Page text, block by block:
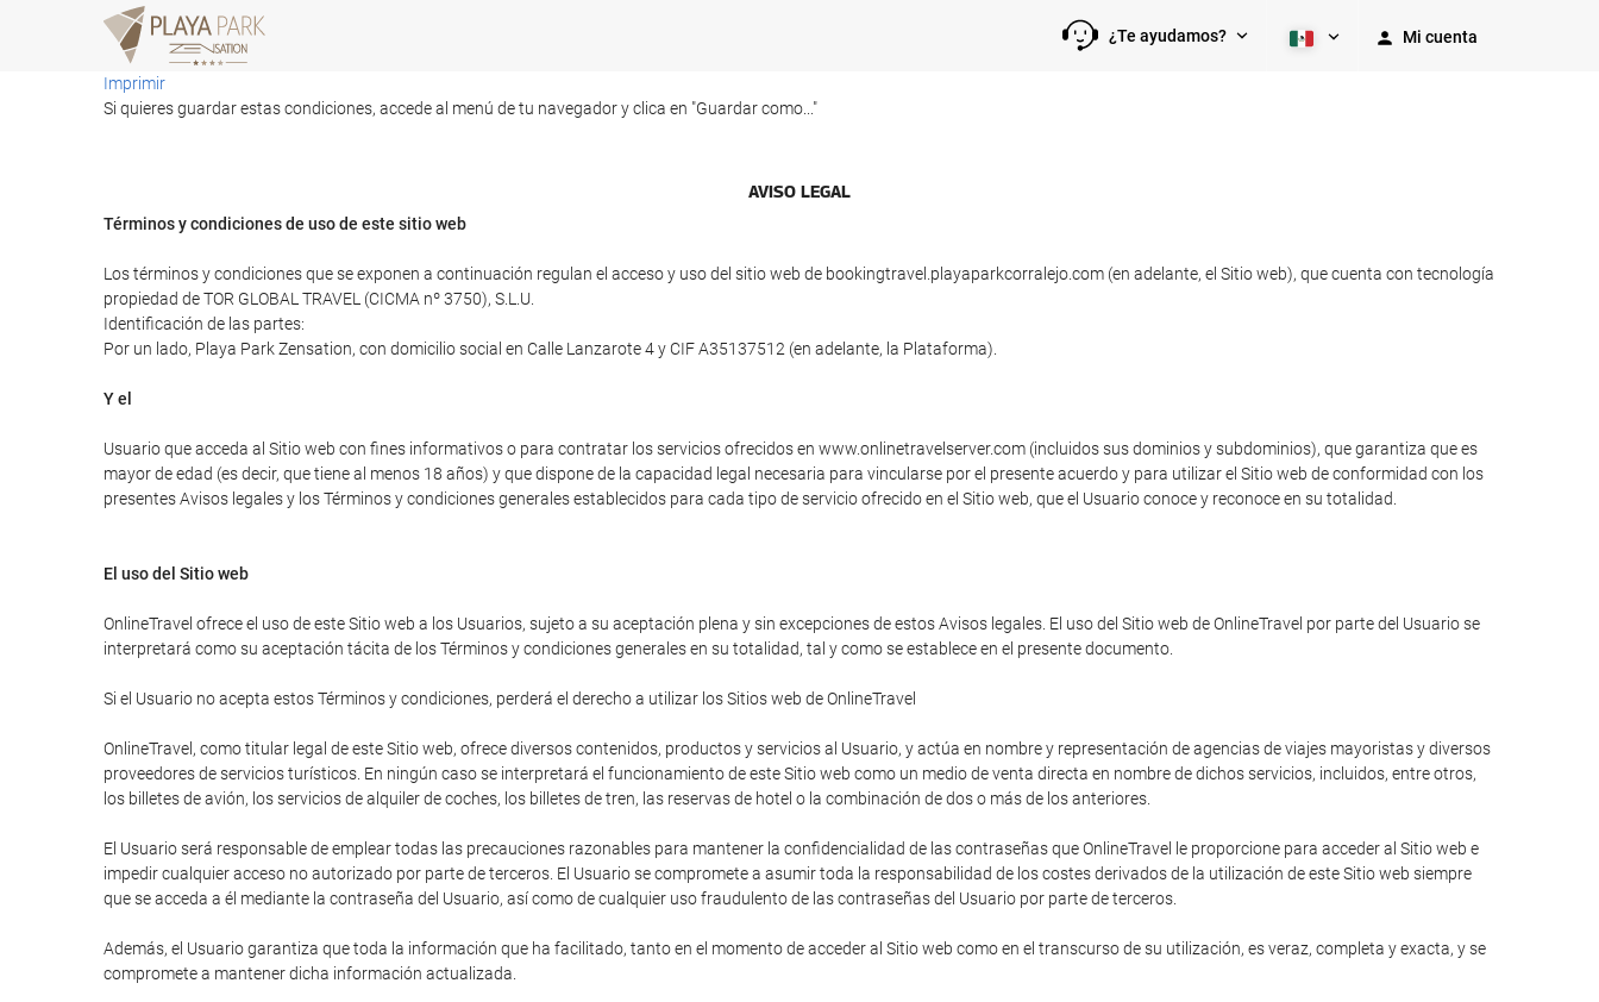
¿Te ayudamos? Mi cuenta
Imprimir
Si quieres guardar estas condiciones, accede al menú de tu navegador y clica en "Guardar como..."
AVISO LEGAL
Términos y condiciones de uso de este sitio web
Los términos y condiciones que se exponen a continuación regulan el acceso y uso del sitio web de bookingtravel.playaparkcorralejo.com (en adelante, el Sitio web), que cuenta con tecnología
propiedad de TOR GLOBAL TRAVEL (CICMA nº 3750), S.L.U.
Identificación de las partes:
Por un lado, Playa Park Zensation, con domicilio social en Calle Lanzarote 4 y CIF A35137512 (en adelante, la Plataforma).
Y el
Usuario que acceda al Sitio web con fines informativos o para contratar los servicios ofrecidos en www.onlinetravelserver.com (incluidos sus dominios y subdominios), que garantiza que es
mayor de edad (es decir, que tiene al menos 18 años) y que dispone de la capacidad legal necesaria para vincularse por el presente acuerdo y para utilizar el Sitio web de conformidad con los
presentes Avisos legales y los Términos y condiciones generales establecidos para cada tipo de servicio ofrecido en el Sitio web, que el Usuario conoce y reconoce en su totalidad.
El uso del Sitio web
OnlineTravel ofrece el uso de este Sitio web a los Usuarios, sujeto a su aceptación plena y sin excepciones de estos Avisos legales. El uso del Sitio web de OnlineTravel por parte del Usuario se
interpretará como su aceptación tácita de los Términos y condiciones generales en su totalidad, tal y como se establece en el presente documento.
Si el Usuario no acepta estos Términos y condiciones, perderá el derecho a utilizar los Sitios web de OnlineTravel
OnlineTravel, como titular legal de este Sitio web, ofrece diversos contenidos, productos y servicios al Usuario, y actúa en nombre y representación de agencias de viajes mayoristas y diversos
proveedores de servicios turísticos. En ningún caso se interpretará el funcionamiento de este Sitio web como un medio de venta directa en nombre de dichos servicios, incluidos, entre otros,
los billetes de avión, los servicios de alquiler de coches, los billetes de tren, las reservas de hotel o la combinación de dos o más de los anteriores.
El Usuario será responsable de emplear todas las precauciones razonables para mantener la confidencialidad de las contraseñas que OnlineTravel le proporcione para acceder al Sitio web e
impedir cualquier acceso no autorizado por parte de terceros. El Usuario se compromete a asumir toda la responsabilidad de los costes derivados de la utilización de este Sitio web siempre
que se acceda a él mediante la contraseña del Usuario, así como de cualquier uso fraudulento de las contraseñas del Usuario por parte de terceros.
Además, el Usuario garantiza que toda la información que ha facilitado, tanto en el momento de acceder al Sitio web como en el transcurso de su utilización, es veraz, completa y exacta, y se
compromete a mantener dicha información actualizada.